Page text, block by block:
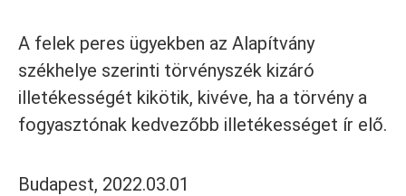
A felek peres ügyekben az Alapítvány
székhelye szerinti törvényszék kizáró
illetékességét kikötik, kivéve, ha a törvény a
fogyasztónak kedvezőbb illetékességet ír elő.
Budapest, 2022.03.01